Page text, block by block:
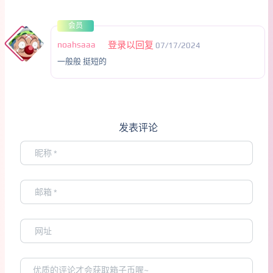
会员
登录以回复
noahsaaa
07/17/2024
一般般 挺短的
发表评论